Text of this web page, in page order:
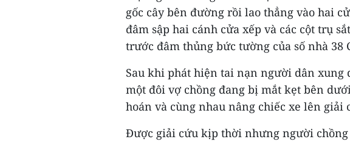
gốc cây bên đường rồi lao thẳng vào hai
đâm sập hai cánh cửa xếp và các cột trụ
trước đâm thủng bức tường của số nhà 38
Sau khi phát hiện tai nạn người dân xung
một đôi vợ chồng đang bị mắt kẹt bên
hoán và cùng nhau nâng chiếc xe lên giải
Được giải cứu kịp thời nhưng người